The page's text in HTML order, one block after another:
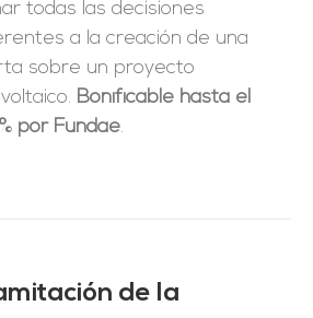
todas las decisiones
a la creación de una
sobre un proyecto
Bonificable hasta el
por Fundae.
de la